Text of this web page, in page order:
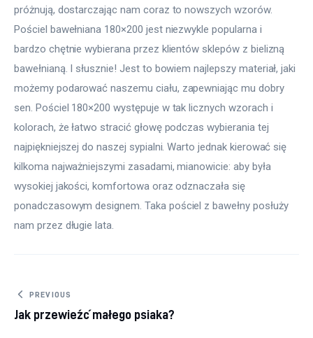
próżnują, dostarczając nam coraz to nowszych wzorów.
Pościel bawełniana 180×200 jest niezwykle popularna i
bardzo chętnie wybierana przez klientów sklepów z bielizną
bawełnianą. I słusznie! Jest to bowiem najlepszy materiał, jaki
możemy podarować naszemu ciału, zapewniając mu dobry
sen. Pościel 180×200 występuje w tak licznych wzorach i
kolorach, że łatwo stracić głowę podczas wybierania tej
najpiękniejszej do naszej sypialni. Warto jednak kierować się
kilkoma najważniejszymi zasadami, mianowicie: aby była
wysokiej jakości, komfortowa oraz odznaczała się
ponadczasowym designem. Taka pościel z bawełny posłuży
nam przez długie lata.
Nawigacja
wpisu
PREVIOUS
Jak przewieźć małego psiaka?